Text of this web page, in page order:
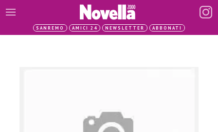
SANREMO AMICI 24 NEWSLETTER ABBONATI